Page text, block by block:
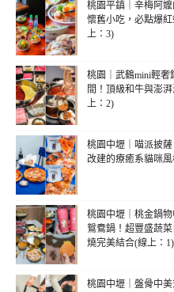
桃園平鎮｜辛梅阿
懷舊小吃，必點爆
上：3)
桃園｜武鶴mini輕奢
間！頂級和牛與澎
上：2)
桃園中壢｜喵派披
改建的療癒系貓咪
桃園中壢｜桃金鍋
鴛鴦鍋！超豐盛蔬
燒完美結合(線上：1)
桃園中壢｜盤骨中